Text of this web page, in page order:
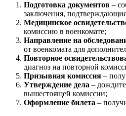
Подготовка документов –
заключения,
Медицинское
комиссию в военкомате;
Направление на
от военкомата для
Повторное
диагноз на повторной
Призывная комиссия –
Утверждение дела –
вышестоящей комиссии;
Оформление билета –